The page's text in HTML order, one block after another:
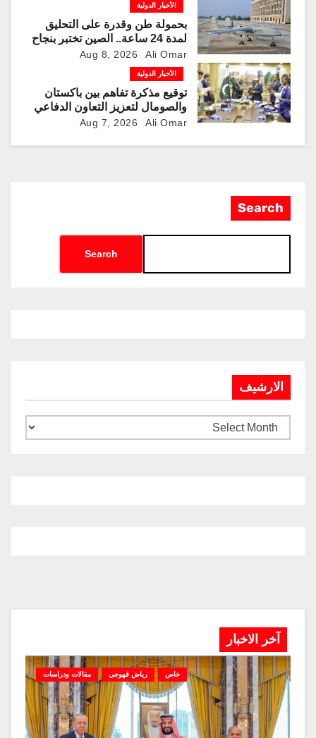
الأخبار الدولية
بحمولة طن وقدرة على التحليق
لمدة 24 ساعة.. الصين تختبر بنجاح
مسيّرة “TP200”
Aug 8, 2026 Ali Omar
الأخبار الدولية
توقيع مذكرة تفاهم بين باكستان
والصومال لتعزيز التعاون الدفاعي
Aug 7, 2026 Ali Omar
Search
Search
الارشيف
آخر الاخبار
خاص رياض قهوجي مقالات ودراسات